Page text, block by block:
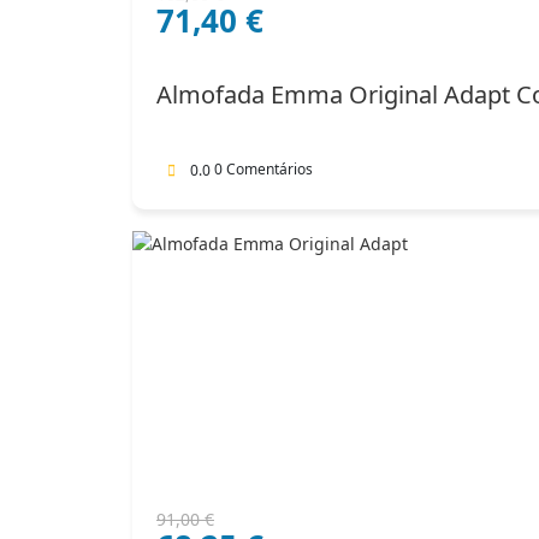
preço
102,00 €.
71,40 €
preço
71,40 €.
Almofada Emma Original Adapt
0.00 Comentários
91,00€
O
O